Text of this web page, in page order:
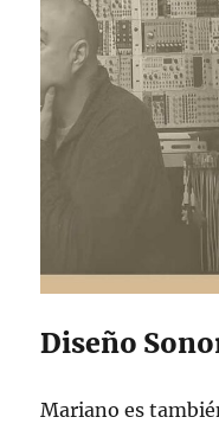
Diseño
Mariano es